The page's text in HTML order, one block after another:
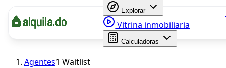
Explorar
Vitrina inmobiliaria
Calculadoras
Agentes1 Waitlist